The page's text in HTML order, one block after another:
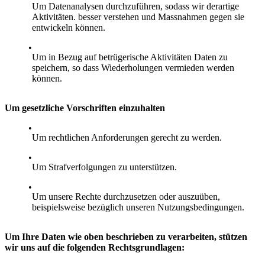
Um Datenanalysen durchzuführen, sodass wir derartige
Aktivitäten. besser verstehen und Massnahmen gegen sie
entwickeln können.
Um in Bezug auf betrügerische Aktivitäten Daten zu
speichern, so dass Wiederholungen vermieden werden
können.
Um gesetzliche Vorschriften einzuhalten
Um rechtlichen Anforderungen gerecht zu werden.
Um Strafverfolgungen zu unterstützen.
Um unsere Rechte durchzusetzen oder auszuüben,
beispielsweise bezüglich unseren Nutzungsbedingungen.
Um Ihre Daten wie oben beschrieben zu verarbeiten, stützen
wir uns auf die folgenden Rechtsgrundlagen: